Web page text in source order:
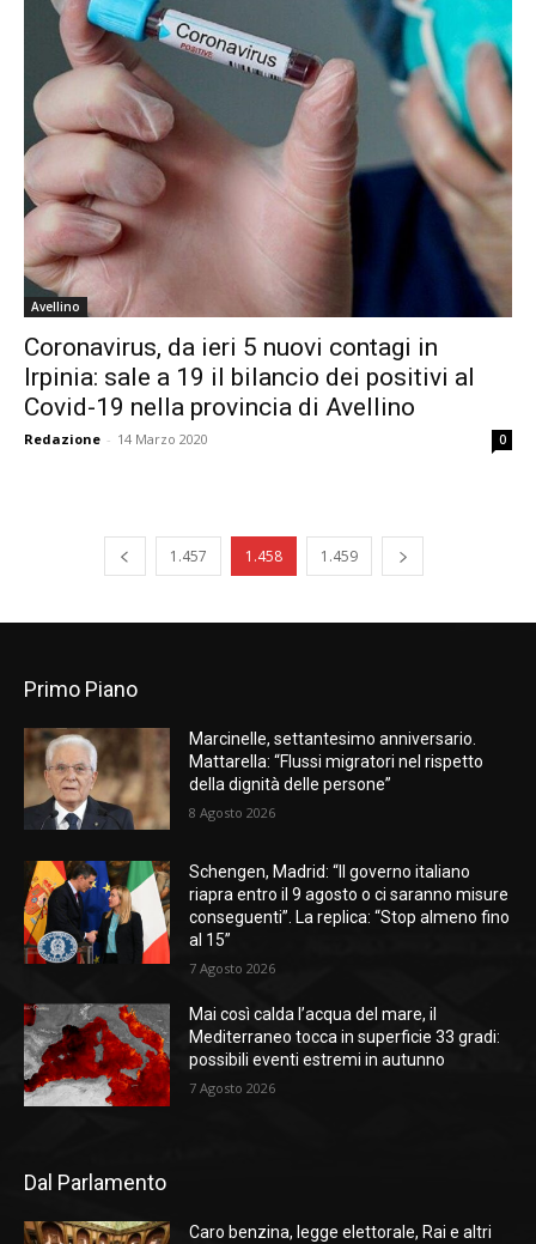
Avellino
Coronavirus, da ieri 5 nuovi contagi in
Irpinia: sale a 19 il bilancio dei positivi al
Covid-19 nella provincia di Avellino
Redazione - 14 Marzo 2020 0
1.457 1.458 1.459
Primo Piano
Marcinelle, settantesimo anniversario.
Mattarella: “Flussi migratori nel rispetto
della dignità delle persone”
8 Agosto 2026
Schengen, Madrid: “Il governo italiano
riapra entro il 9 agosto o ci saranno misure
conseguenti”. La replica: “Stop almeno fino
al 15”
7 Agosto 2026
Mai così calda l’acqua del mare, il
Mediterraneo tocca in superficie 33 gradi:
possibili eventi estremi in autunno
7 Agosto 2026
Dal Parlamento
Caro benzina, legge elettorale, Rai e altri